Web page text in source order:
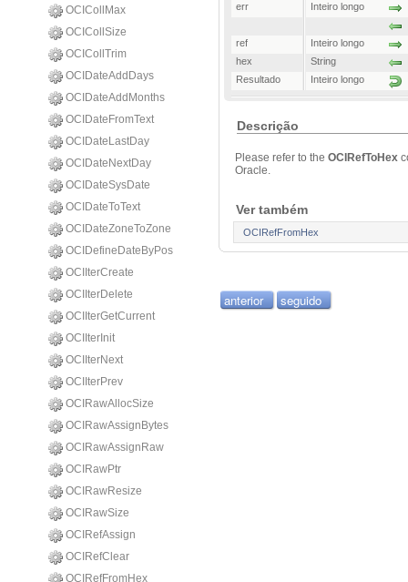
OCICollMax
OCICollSize
OCICollTrim
OCIDateAddDays
OCIDateAddMonths
OCIDateFromText
OCIDateLastDay
OCIDateNextDay
OCIDateSysDate
OCIDateToText
OCIDateZoneToZone
OCIDefineDateByPos
OCIIterCreate
OCIIterDelete
OCIIterGetCurrent
OCIIterInit
OCIIterNext
OCIIterPrev
OCIRawAllocSize
OCIRawAssignBytes
OCIRawAssignRaw
OCIRawPtr
OCIRawResize
OCIRawSize
OCIRefAssign
OCIRefClear
OCIRefFromHex
err Inteiro longo
ref
Inteiro longo
hex
String
Resultado
Inteiro longo
Descrição
Please refer to the OCIRefToHex
Oracle.
Ver também
OCIRefFromHex
anterior seguido